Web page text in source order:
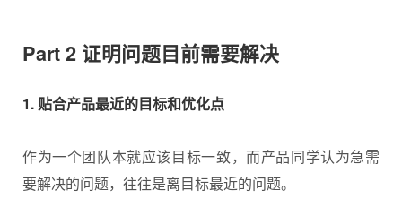
Part 2 证明问题目前需要解决
1. 贴合产品最近的目标和优化点
作为一个团队本就应该目标一致，而产品同学认为急需
要解决的问题，往往是离目标最近的问题。